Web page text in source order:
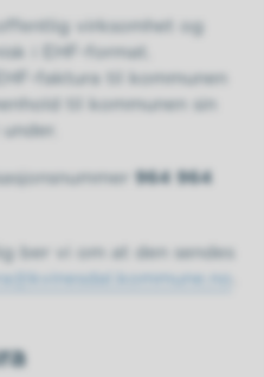
virksomhet og
i EHF-format.
faktura til kommunen
til kommunen sin
964 964
ber vi om at den sendes